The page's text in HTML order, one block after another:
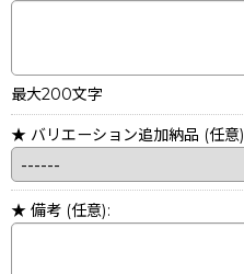
最大200文字
★ バリエーション追加納品 (任意)
★ 備考 (任意):